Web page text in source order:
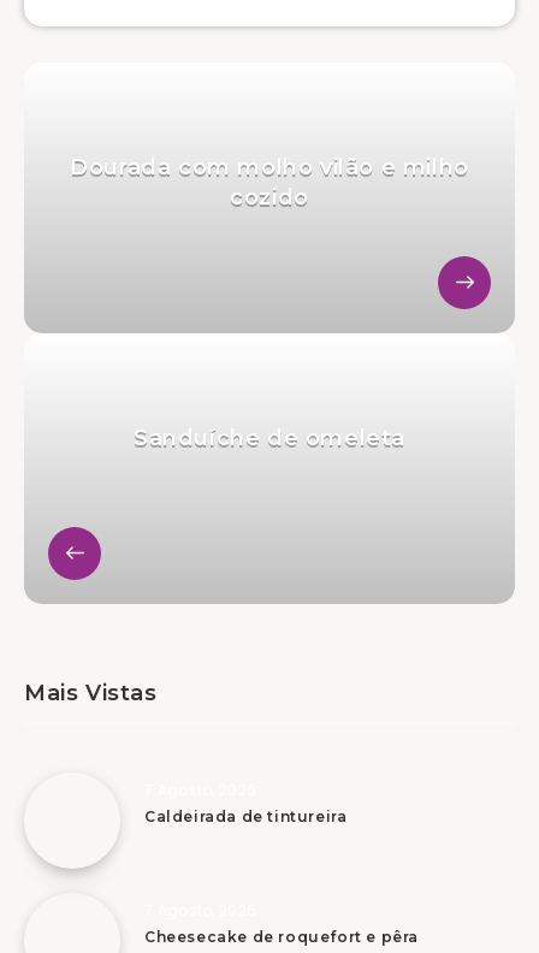
Dourada com molho vilão e milho
cozido
Sanduíche de omeleta
Mais Vistas
Caldeirada de tintureira
Cheesecake de roquefort e pêra